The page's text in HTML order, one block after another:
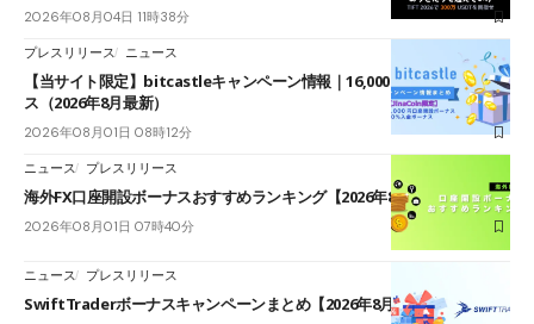
2026年08月04日 11時38分
プレスリリース ニュース
【当サイト限定】bitcastleキャンペーン情報｜16,000円口座開設ボーナ
ス（2026年8月最新）
2026年08月01日 08時12分
ニュース プレスリリース
海外FX口座開設ボーナスおすすめランキング【2026年8月最新】
2026年08月01日 07時40分
ニュース プレスリリース
SwiftTraderボーナスキャンペーンまとめ【2026年8月最新】